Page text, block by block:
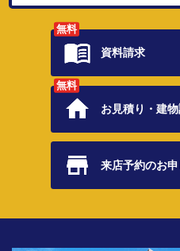
無料
資料請求
無料
お見積り・建
来店予約のお